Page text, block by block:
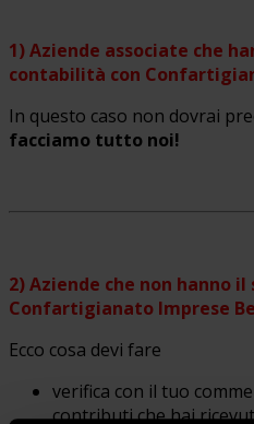
1) Aziende associate che
contabilità con
In questo caso non dovrai
facciamo tutto noi!
2) Aziende che non hanno
Confartigianato Imprese
Ecco cosa devi fare
verifica con il tuo
contributi che hai